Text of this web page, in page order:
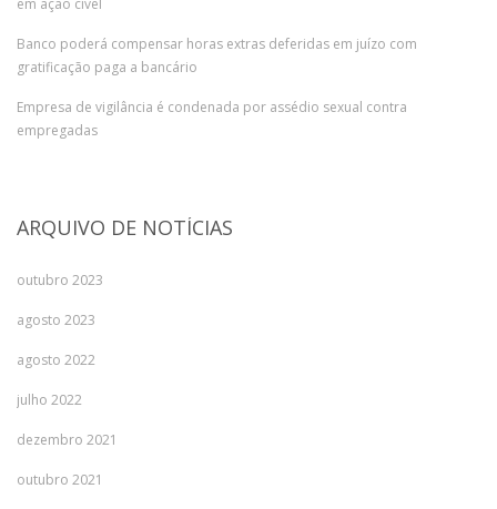
em ação cível
Banco poderá compensar horas extras deferidas em juízo com
gratificação paga a bancário
Empresa de vigilância é condenada por assédio sexual contra
empregadas
ARQUIVO DE NOTÍCIAS
outubro 2023
agosto 2023
agosto 2022
julho 2022
dezembro 2021
outubro 2021